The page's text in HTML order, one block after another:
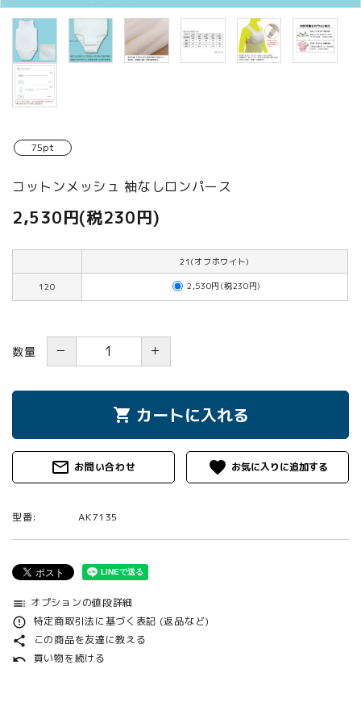
meeting_room ログイン person 新規会員登録
75pt
コットンメッシュ 袖なしロンパース
2,530円(税230円)
21(オフホワイト)
120 2,530円(税230円)
数量 － ＋
shopping_cart カートに入れる
mail_outline お問い合わせ favorite
型番: AK7135
toc オプションの値段詳細
error_outline 特定商取引法に基づく表記 (返品など)
share この商品を友達に教える
undo 買い物を続ける